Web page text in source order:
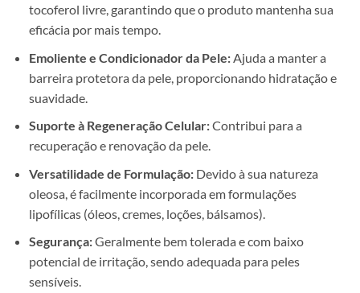
tocoferol livre, garantindo que o produto mantenha sua
eficácia por mais tempo.
Emoliente e Condicionador da Pele:Ajuda a manter a
barreira protetora da pele, proporcionando hidratação e
suavidade.
Suporte à Regeneração Celular:Contribui para a
recuperação e renovação da pele.
Versatilidade de Formulação:Devido à sua natureza
oleosa, é facilmente incorporada em formulações
lipofílicas (óleos, cremes, loções, bálsamos).
Segurança:Geralmente bem tolerada e com baixo
potencial de irritação, sendo adequada para peles
sensíveis.